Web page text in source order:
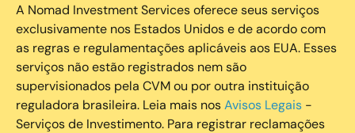
A Nomad Investment Services oferece seus serviços
exclusivamente nos Estados Unidos e de acordo com
as regras e regulamentações aplicáveis aos EUA. Esses
serviços não estão registrados nem são
supervisionados pela CVM ou por outra instituição
reguladora brasileira. Leia mais nosAvisos Legais -
Serviços de Investimento. Para registrar reclamações